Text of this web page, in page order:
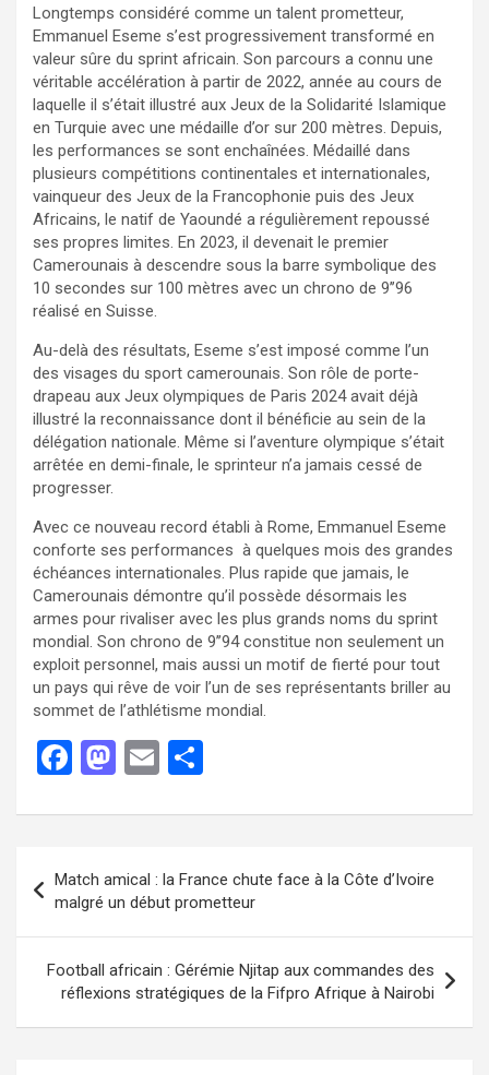
Longtemps considéré comme un talent prometteur,
Emmanuel Eseme s’est progressivement transformé en
valeur sûre du sprint africain. Son parcours a connu une
véritable accélération à partir de 2022, année au cours de
laquelle il s’était illustré aux Jeux de la Solidarité Islamique
en Turquie avec une médaille d’or sur 200 mètres. Depuis,
les performances se sont enchaînées. Médaillé dans
plusieurs compétitions continentales et internationales,
vainqueur des Jeux de la Francophonie puis des Jeux
Africains, le natif de Yaoundé a régulièrement repoussé
ses propres limites. En 2023, il devenait le premier
Camerounais à descendre sous la barre symbolique des
10 secondes sur 100 mètres avec un chrono de 9’’96
réalisé en Suisse.
Au-delà des résultats, Eseme s’est imposé comme l’un
des visages du sport camerounais. Son rôle de porte-
drapeau aux Jeux olympiques de Paris 2024 avait déjà
illustré la reconnaissance dont il bénéficie au sein de la
délégation nationale. Même si l’aventure olympique s’était
arrêtée en demi-finale, le sprinteur n’a jamais cessé de
progresser.
Avec ce nouveau record établi à Rome, Emmanuel Eseme
conforte ses performances à quelques mois des grandes
échéances internationales. Plus rapide que jamais, le
Camerounais démontre qu’il possède désormais les
armes pour rivaliser avec les plus grands noms du sprint
mondial. Son chrono de 9’’94 constitue non seulement un
exploit personnel, mais aussi un motif de fierté pour tout
un pays qui rêve de voir l’un de ses représentants briller au
sommet de l’athlétisme mondial.
F
ce
o
o
k
M
st
o
d
o
n
E
ail ta
er
Match amical : la France chute face à la Côte d’Ivoire
malgré un début prometteur
Football africain : Gérémie Njitap aux commandes des
réflexions stratégiques de la Fifpro Afrique à Nairobi